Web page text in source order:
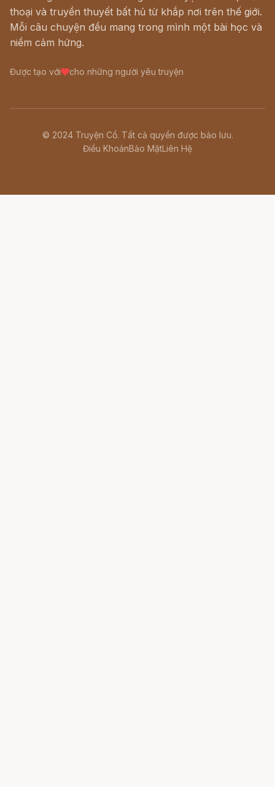
thoại và truyền thuyết bất hủ từ khắp nơi trên thế giới.
Mỗi câu chuyện đều mang trong mình một bài học và
niềm cảm hứng.
Được tạo với cho những người yêu truyện
© 2024 Truyện Cổ. Tất cả quyền được bảo lưu.
Điều KhoảnBảo MậtLiên Hệ